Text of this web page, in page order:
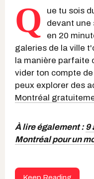
Q
ue tu sois
devant une
en 20
galeries de la ville
la manière parfaite
vider ton compte
peux explorer des
Montréal
À lire également :9
Montréal pour un
Keep Reading